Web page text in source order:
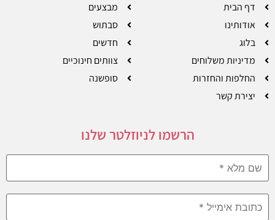
דף הבית
אודותינו
בלוג
מדיניות משלוחים
החלפות והחזרות
יצירת קשר
מבצעים
סבתוש
חדשים
צוותים חינוכיים
סופשנה
הרשמו לניוזלטר שלנו